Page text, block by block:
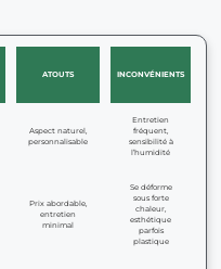
ATOUTS INCONVÉNIENTS
Aspect naturel,
personnalisable
Entretien
fréquent,
sensibilité à
l’humidité
Prix abordable,
entretien
minimal
Se déforme
sous forte
chaleur,
esthétique
parfois
plastique